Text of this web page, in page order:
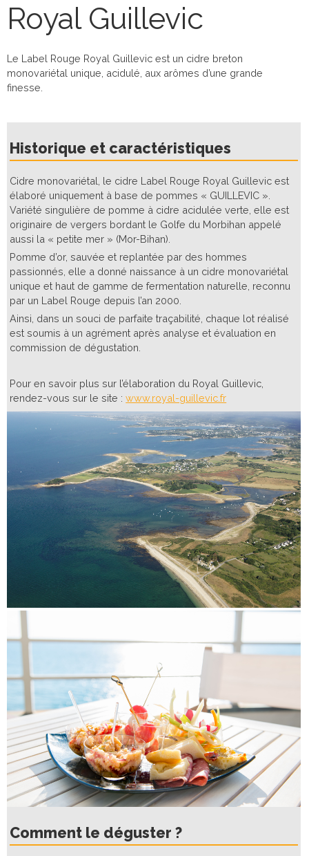
Royal Guillevic
Le Label Rouge Royal Guillevic est un cidre breton
monovariétal unique, acidulé, aux arômes d’une grande
finesse.
Historique et caractéristiques
Cidre monovariétal, le cidre Label Rouge Royal Guillevic est
élaboré uniquement à base de pommes « GUILLEVIC ».
Variété singulière de pomme à cidre acidulée verte, elle est
originaire de vergers bordant le Golfe du Morbihan appelé
aussi la « petite mer » (Mor-Bihan).
Pomme d’or, sauvée et replantée par des hommes
passionnés, elle a donné naissance à un cidre monovariétal
unique et haut de gamme de fermentation naturelle, reconnu
par un Label Rouge depuis l’an 2000.
Ainsi, dans un souci de parfaite traçabilité, chaque lot réalisé
est soumis à un agrément après analyse et évaluation en
commission de dégustation.
Pour en savoir plus sur l’élaboration du Royal Guillevic,
rendez-vous sur le site :www.royal-guillevic.fr
Comment le déguster ?